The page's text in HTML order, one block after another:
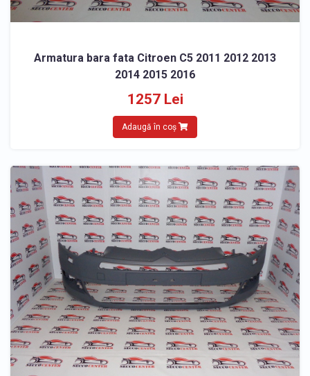
Armatura bara fata Citroen C5 2011 2012 2013
2014 2015 2016
1257 Lei
Adaugă în coș